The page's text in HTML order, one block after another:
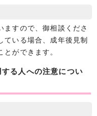
ますので、御相談くださ
ている場合、成年後見制
とができます。
る人への注意につい